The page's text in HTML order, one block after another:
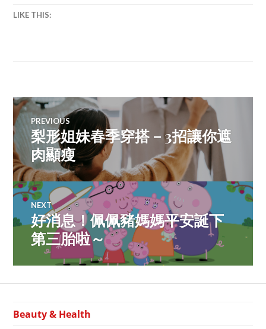
演
LIKE THIS:
Post
navigation
PREVIOUS
Previous
post:
梨形姐妹春季穿搭－3招讓你遮
肉顯瘦
NEXT
Next
post:
好消息！佩佩豬媽媽平安誕下
第三胎啦～
Beauty & Health